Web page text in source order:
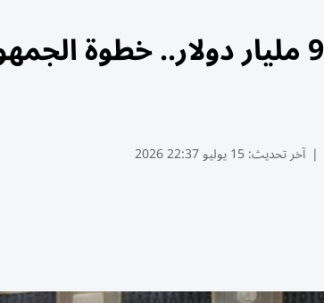
ميزانية الـ 95 مليار دولار..
| آخر تحديث:15 يوليو 22:37 2026